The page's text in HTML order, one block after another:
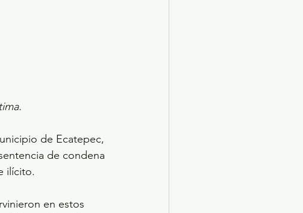
de Ecatepec,
de condena
ilícito.
en estos